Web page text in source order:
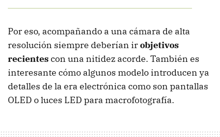
Por eso, acompañando a una cámara de alta
resolución siempre deberían irobjetivos
recientescon una nitidez acorde. También es
interesante cómo algunos modelo introducen ya
detalles de la era electrónica como son pantallas
OLED o luces LED para macrofotografía.